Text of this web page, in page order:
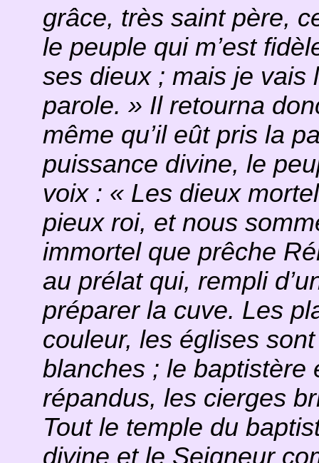
grâce, très saint père,
le peuple qui m’est
ses dieux ; mais je vais
parole. » Il retourna
même qu’il eût pris la
puissance divine, le
voix : « Les dieux
pieux roi, et nous
immortel que prêche
au prélat qui, rempli
préparer la cuve. Les
couleur, les églises
blanches ; le baptistère
répandus, les cierges
Tout le temple du
divine et le Seigneur